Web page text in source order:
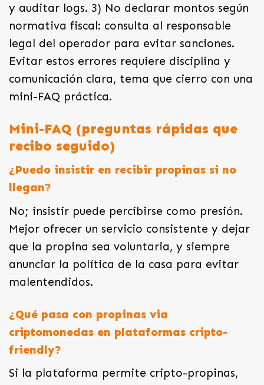
y auditar logs. 3) No declarar montos según
normativa fiscal: consulta al responsable
legal del operador para evitar sanciones.
Evitar estos errores requiere disciplina y
comunicación clara, tema que cierro con una
mini-FAQ práctica.
Mini-FAQ (preguntas rápidas que
recibo seguido)
¿Puedo insistir en recibir propinas si no
llegan?
No; insistir puede percibirse como presión.
Mejor ofrecer un servicio consistente y dejar
que la propina sea voluntaria, y siempre
anunciar la política de la casa para evitar
malentendidos.
¿Qué pasa con propinas via
criptomonedas en plataformas cripto-
friendly?
Si la plataforma permite cripto-propinas,